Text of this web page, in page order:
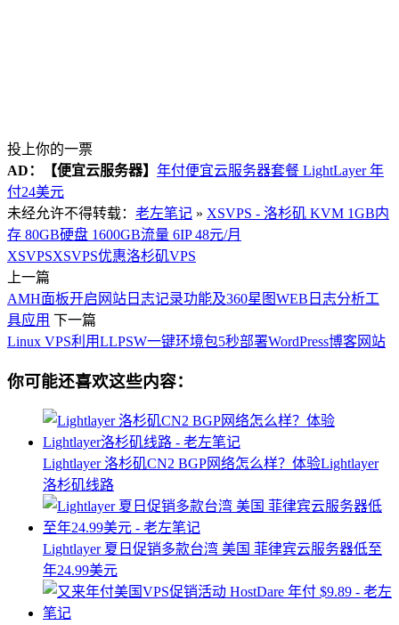
投上你的一票
AD：
【便宜云服务器】 年付便宜云服务器套餐 LightLayer 年
付24美元
未经允许不得转载： 老左笔记 » XSVPS - 洛杉矶 KVM 1GB内
存 80GB硬盘 1600GB流量 6IP 48元/月
XSVPSXSVPS优惠洛杉矶VPS
上一篇
AMH面板开启网站日志记录功能及360星图WEB日志分析工
具应用 下一篇
Linux VPS利用LLPSW一键环境包5秒部署WordPress博客网站
你可能还喜欢这些内容：
Lightlayer 洛杉矶CN2 BGP网络怎么样？体验Lightlayer
洛杉矶线路
Lightlayer 夏日促销多款台湾 美国 菲律宾云服务器低至
年24.99美元